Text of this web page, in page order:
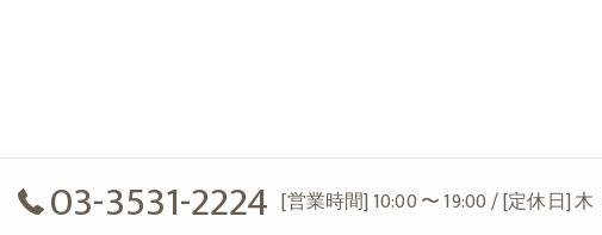
03-3531-2224 [営業時間] 10:00 〜 19:00 / [定休日] 木